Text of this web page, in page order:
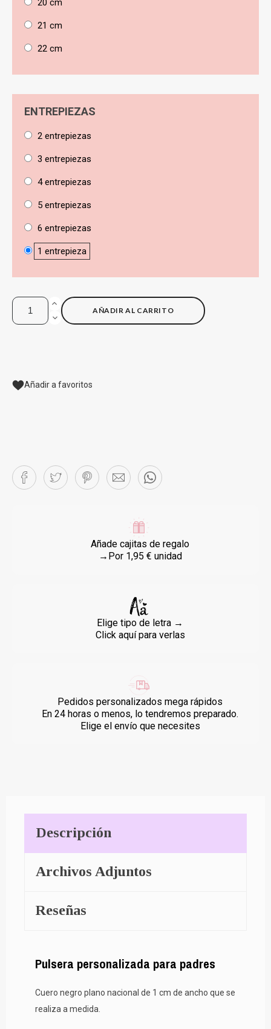
20 cm
21 cm
22 cm
ENTREPIEZAS
2 entrepiezas
3 entrepiezas
4 entrepiezas
5 entrepiezas
6 entrepiezas
1 entrepieza
AÑADIR AL CARRITO
Añadir a favoritos
Añade cajitas de regalo
→Por 1,95 € unidad
Elige tipo de letra →
Click aquí para verlas
Pedidos personalizados mega rápidos
En 24 horas o menos, lo tendremos preparado.
Elige el envío que necesites
Descripción
Archivos Adjuntos
Reseñas
Pulsera personalizada para padres
Cuero negro plano nacional de 1 cm de ancho que se
realiza a medida.